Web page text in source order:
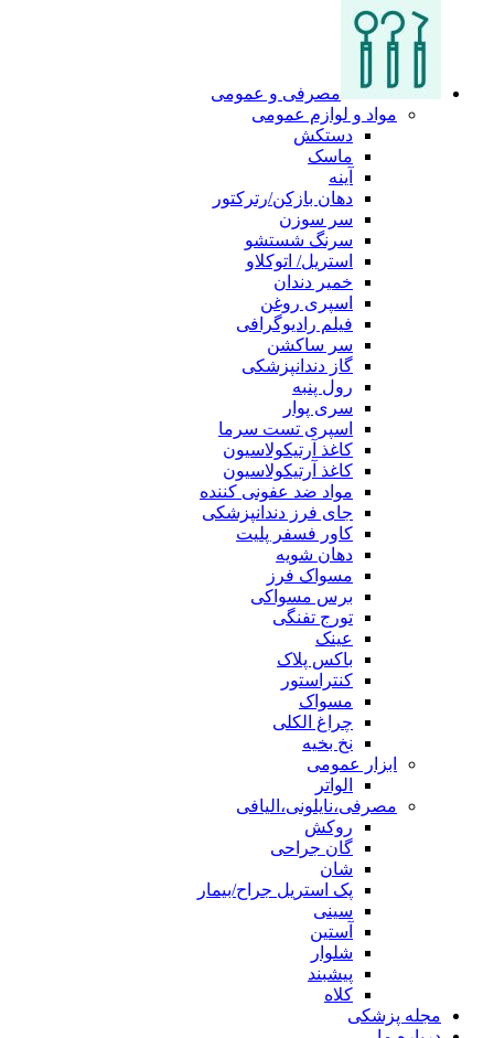
مصرفی و عمومی
مواد و لوازم عمومی
دستکش
ماسک
آینه
دهان بازکن/رترکتور
سر سوزن
سرنگ شستشو
استریل/ اتوکلاو
خمیر دندان
اسپری روغن
فیلم رادیوگرافی
سر ساکشن
گاز دندانپزشکی
رول پنبه
سری پوار
اسپری تست سرما
کاغذ آرتیکولاسیون
کاغذ آرتیکولاسیون
مواد ضد عفونی کننده
جای فرز دندانپزشکی
کاور فسفر پلیت
دهان شویه
مسواک فرز
برس مسواکی
تورج تفنگی
عینک
باکس پلاک
کنتراستور
مسواک
چراغ الکلی
نخ بخیه
ابزار عمومی
الواتر
مصرفی،نایلونی،الیافی
روکش
گان جراحی
شان
پک استریل جراح/بیمار
سینی
آستین
شلوار
پیشبند
کلاه
مجله پزشکی